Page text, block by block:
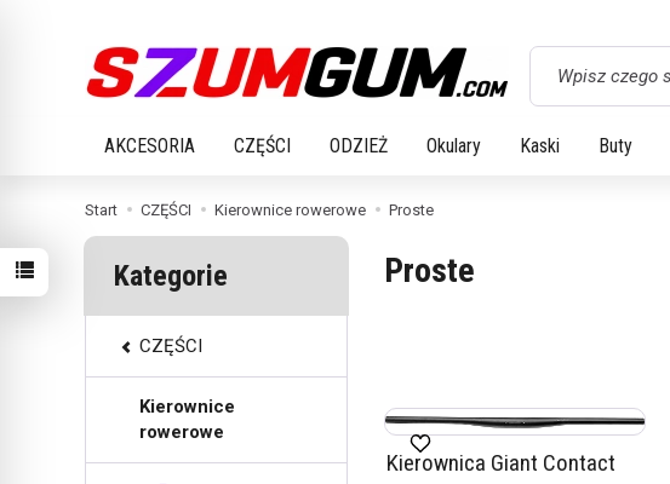
Wyszukaj
AKCESORIA CZĘŚCI ODZIEŻ Okulary Kaski Buty
Start CZĘŚCI Kierownice rowerowe Proste
Proste
Kierownica Giant Contact
Kategorie
CZĘŚCI
Kierownice
rowerowe